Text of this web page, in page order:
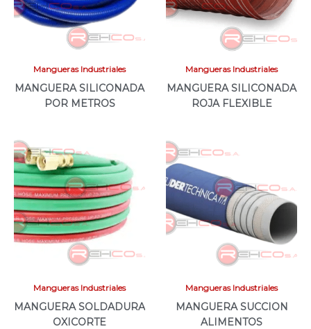
Mangueras Industriales
MANGUERA SILICONADA
POR METROS
Mangueras Industriales
MANGUERA SILICONADA
ROJA FLEXIBLE
Mangueras Industriales
MANGUERA SOLDADURA
OXICORTE
Mangueras Industriales
MANGUERA SUCCION
ALIMENTOS